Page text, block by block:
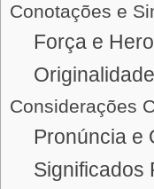
Conotações e
Força e
Considerações
Pronúncia e
Significados